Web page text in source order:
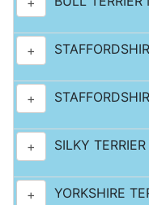
+
+
+ SILKY
+ YORKSHIRE